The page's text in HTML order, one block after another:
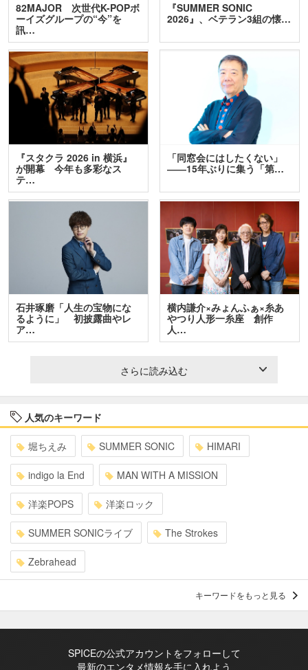
82MAJOR 次世代K-POPボ
ーイズグループの“今”を
訊…
『SUMMER SONIC
2026』、ベテラン3組の懐…
『スタクラ 2026 in 横浜』
が開幕 今年も多彩なス
テ…
「同窓会にはしたくない」
――15年ぶりに集う「第…
石井琢磨「人生の宝物にな
るように」 初披露曲やレ
ア…
横内謙介×みょんふぁ×糸あ
やつり人形一糸座 創作
人…
さらに読み込む
人気のキーワード
堀ちえみ SUMMER SONIC HIMARI
indigo la End MAN WITH A MISSION
洋楽POPS 洋楽ロック
SUMMER SONICライブ The Strokes
Zebrahead
キーワードをもっと見る
SPICEの公式アカウントをフォローして
最新のエンタメ情報を手に入れよう